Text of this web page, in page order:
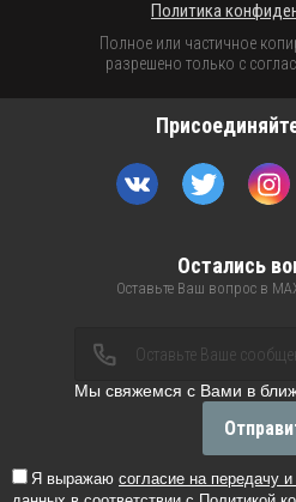
Политика
Полное или частичное
разрешено только с
Остались
Оставьте Ваш вопрос в
Мы свяжемся с Вами в
Я выражаю согласие на передачу